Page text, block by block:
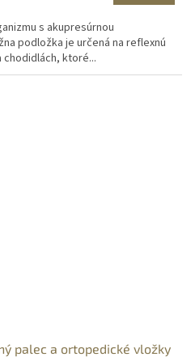
s akupresúrnou
podložka je určená na reflexnú
chodidlách, ktoré...
palec a ortopedické vložky